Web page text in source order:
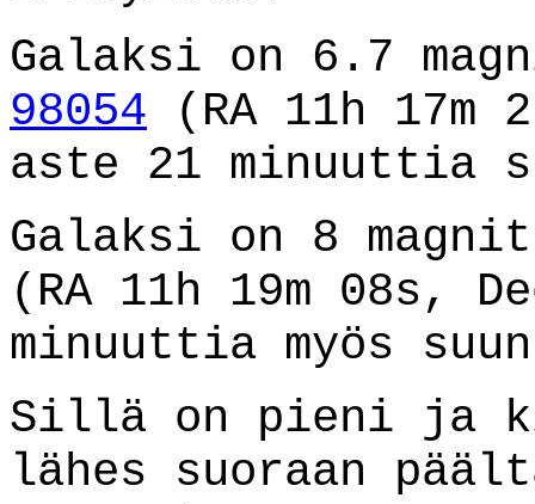
Galaksi on 6.7
98054 (RA 11h 17m
aste 21 minuuttia
Galaksi on 8
(RA 11h 19m 08s,
minuuttia myös
Sillä on pieni ja
lähes suoraan